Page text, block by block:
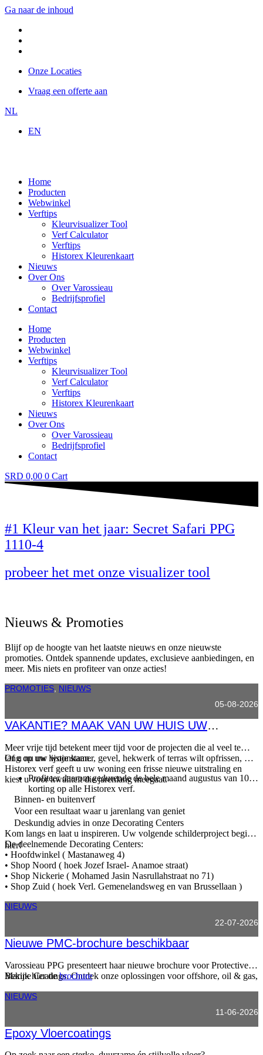
Ga naar de inhoud
Onze Locaties
Vraag een offerte aan
NL
EN
Home
Producten
Webwinkel
Verftips
Kleurvisualizer Tool
Verf Calculator
Verftips
Historex Kleurenkaart
Nieuws
Over Ons
Over Varossieau
Bedrijfsprofiel
Contact
Home
Producten
Webwinkel
Verftips
Kleurvisualizer Tool
Verf Calculator
Verftips
Historex Kleurenkaart
Nieuws
Over Ons
Over Varossieau
Bedrijfsprofiel
Contact
SRD 0,00 0 Cart
#1 Kleur van het jaar: Secret Safari PPG
1110-4
probeer het met onze visualizer tool
Nieuws & Promoties
Blijf op de hoogte van het laatste nieuws en onze nieuwste
promoties. Ontdek spannende updates, exclusieve aanbiedingen, en
meer. Mis niets en profiteer van onze acties!
PROMOTIES NIEUWS
05-08-2026
VAKANTIE? MAAK VAN UW HUIS UW
Meer vrije tijd betekent meer tijd voor de projecten die al veel te
lang op uw lijstje staan.
Of u nu uw woonkamer, gevel, hekwerk of terras wilt opfrissen, met
Historex verf geeft u uw woning een frisse nieuwe uitstraling en
kiest u voor kwaliteit die jarenlang meegaat.
Profiteer daarom gedurende de hele maand augustus van 10%
korting op alle Historex verf.
Binnen- en buitenverf
Voor een resultaat waar u jarenlang van geniet
Deskundig advies in onze Decorating Centers
Kom langs en laat u inspireren. Uw volgende schilderproject begint
hier!
De deelnemende Decorating Centers:
• Hoofdwinkel ( Mastanaweg 4)
• Shop Noord ( hoek Jozef Israel- Anamoe straat)
• Shop Nickerie ( Mohamed Jasin Nasrullahstraat no 71)
• Shop Zuid ( hoek Verl. Gemenelandsweg en van Brussellaan )
NIEUWS
22-07-2026
Nieuwe PMC-brochure beschikbaar
Varossieau PPG presenteert haar nieuwe brochure voor Protective &
Marine Coatings. Ontdek onze oplossingen voor offshore, oil & gas,
Bekijk hier debrochure
NIEUWS
11-06-2026
Epoxy Vloercoatings